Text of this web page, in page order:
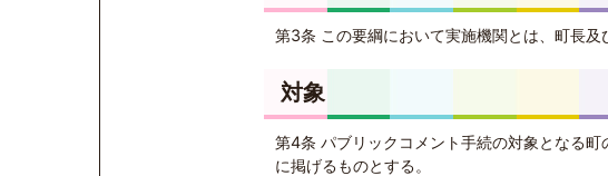
第3条 この要綱において実施機関とは、町長及
対象
第4条 パブリックコメント手続の対象となる
に掲げるものとする。